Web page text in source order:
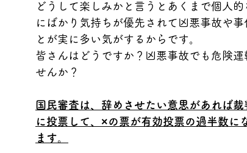
どうして楽しみかと言うとあくまで個人
にばかり気持ちが優先されて凶悪事故や
とが実に多い気がするからです。
皆さんはどうですか？凶悪事故でも危険
せんか？
国民審査は、辞めさせたい意思があれば
に投票して、×の票が有効投票の過半数に
ます。